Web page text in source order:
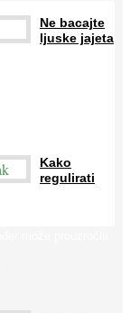
Ne bacajte
ljuske jajeta
Kako
regulirati